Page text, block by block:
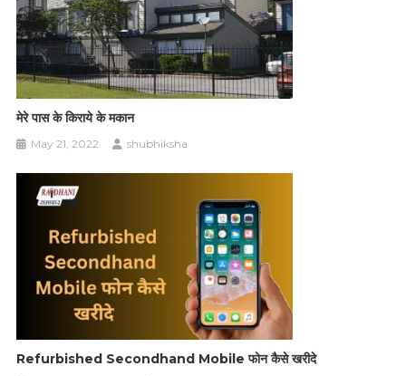
मेरे पास के किराये के मकान
May 21, 2022 shubhiksha
Refurbished Secondhand Mobile फोन कैसे खरीदे